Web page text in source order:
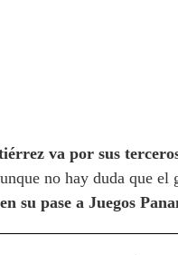
va por sus
no hay duda que
su pase a Juegos